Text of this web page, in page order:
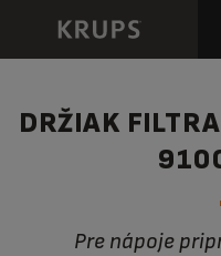
DRŽIAK
Pre nápoje